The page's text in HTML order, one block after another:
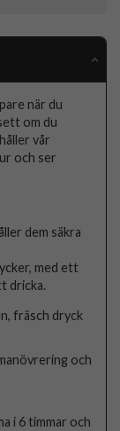
när du
om du
vår
och ser
dem säkra
med ett
dricka.
fräsch dryck
och
i 6 timmar och